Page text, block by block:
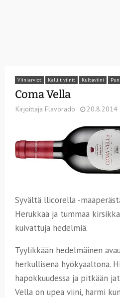
Viiniarviot Kalliit viinit Kultaviini
Coma Vella
Kirjoittaja Flavorado 20.8.2014
Syvältä llicorella -
Herukkaa ja tummaa
kuivattuja hedelmiä.
Tyylikkään hedelmäinen
herkullisena hyökyaaltona.
hapokkuudessa ja pitkään
Vella on upea viini, harmi